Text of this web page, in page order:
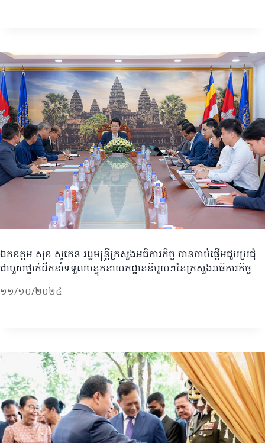
ឯកឧត្តម សុខ សូកេន រដ្ឋមន្ត្រីក្រសួងអធិការកិច្ច បានចាប់ផ្តើមជួបប្រជុំ
ជាមួយថ្នាក់ដឹកនាំទទួលបន្ទុកនាយកដ្ឋាននីមួយៗនៃក្រសួងអធិការកិច្ច
១១/១០/២០២៤